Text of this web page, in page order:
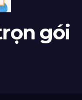
gói